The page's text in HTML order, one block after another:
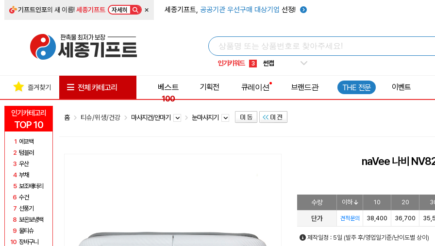
기프트인포의 새 이름!세종기프트 자세히 × 세종기프트, 공공기관 우선구매 대상기업 선정!
인기키워드
10 타포린가방
3 썬캡
4 보온보냉백
6 우산
8 쿨토시
인기카테고리
TOP 10
1 에코백
2 텀블러
3 우산
4 부채
5 보조배터리
6 수건
7 선풍기
8 보온보냉백
9 물티슈
10 장바구니
즐겨찾기 전체 카테고리
베스트
100
기획전 큐레이션 브랜드관 THE 전문 이벤트
홈 티슈/위생/건강 마사지건/안마기 눈마사지기
naVee 나비
수량 이하 10 20
단가 견적문의 38,400 36,700
제작일정 : 5일 (발주 후/영업일기준/난이도별 상이)